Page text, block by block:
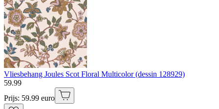
Vliesbehang Joules Scot Floral Multicolor (dessin 128929)
59.99
Prijs: 59.99 euro